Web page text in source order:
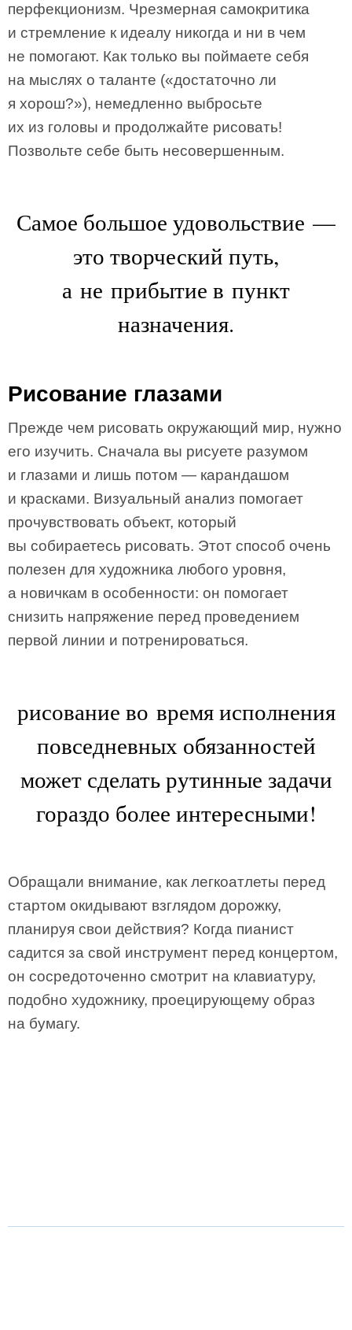
перфекционизм. Чрезмерная самокритика
и стремление к идеалу никогда и ни в чем
не помогают. Как только вы поймаете себя
на мыслях о таланте («достаточно ли
я хорош?»), немедленно выбросьте
их из головы и продолжайте рисовать!
Позвольте себе быть несовершенным.
Самое большое удовольствие —
это творческий путь,
а не прибытие в пункт
назначения.
Рисование глазами
Прежде чем рисовать окружающий мир, нужно
его изучить. Сначала вы рисуете разумом
и глазами и лишь потом — карандашом
и красками. Визуальный анализ помогает
прочувствовать объект, который
вы собираетесь рисовать. Этот способ очень
полезен для художника любого уровня,
а новичкам в особенности: он помогает
снизить напряжение перед проведением
первой линии и потренироваться.
рисование во время исполнения
повседневных обязанностей
может сделать рутинные задачи
гораздо более интересными!
Обращали внимание, как легкоатлеты перед
стартом окидывают взглядом дорожку,
планируя свои действия? Когда пианист
садится за свой инструмент перед концертом,
он сосредоточенно смотрит на клавиатуру,
подобно художнику, проецирующему образ
на бумагу.